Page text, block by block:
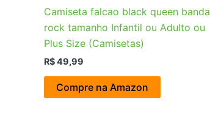
Camiseta falcao black queen banda
rock tamanho Infantil ou Adulto ou
Plus Size (Camisetas)
R$49,99
Compre na Amazon